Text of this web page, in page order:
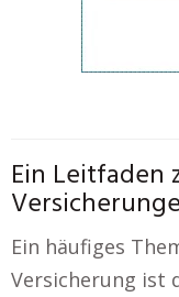
Ein Leitfaden
Ein häufiges
Versicherung ist